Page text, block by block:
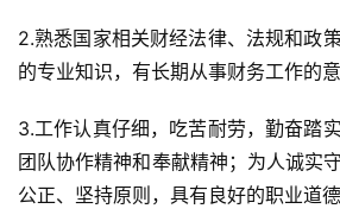
2.熟悉国家相关财经法律、法规和政
的专业知识，有长期从事财务工作的意
3.工作认真仔细，吃苦耐劳，勤奋踏
团队协作精神和奉献精神；为人诚实
公正、坚持原则，具有良好的职业道德